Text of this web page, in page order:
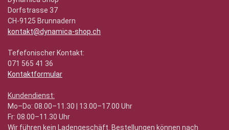
Dorfstrasse 37
CH-9125 Brunnadern
kontakt@dynamica-shop.ch
Tefefonischer Kontakt:
071 565 41 36
Kontaktformular
Kundendienst:
Mo–Do: 08.00–11.30 | 13.00–17.00 Uhr
Fr: 08.00–11.30 Uhr
Wir führen kein Ladengeschäft. Bestellungen können nach